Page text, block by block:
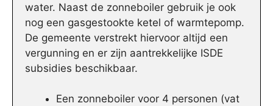
water. Naast de zonneboiler gebruik je ook
nog een gasgestookte ketel of warmtepomp.
De gemeente verstrekt hiervoor altijd een
vergunning en er zijn aantrekkelijke ISDE
subsidies beschikbaar.
Een zonneboiler voor 4 personen (vat